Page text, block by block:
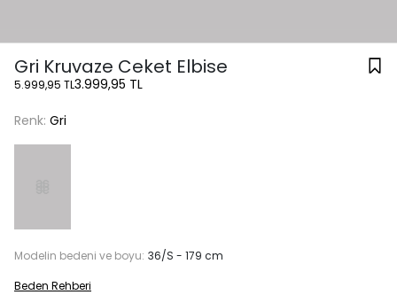
Gri Kruvaze Ceket Elbise
5.999,95 TL3.999,95 TL
Renk: Gri
Modelin bedeni ve boyu: 36/S - 179 cm
Beden Rehberi